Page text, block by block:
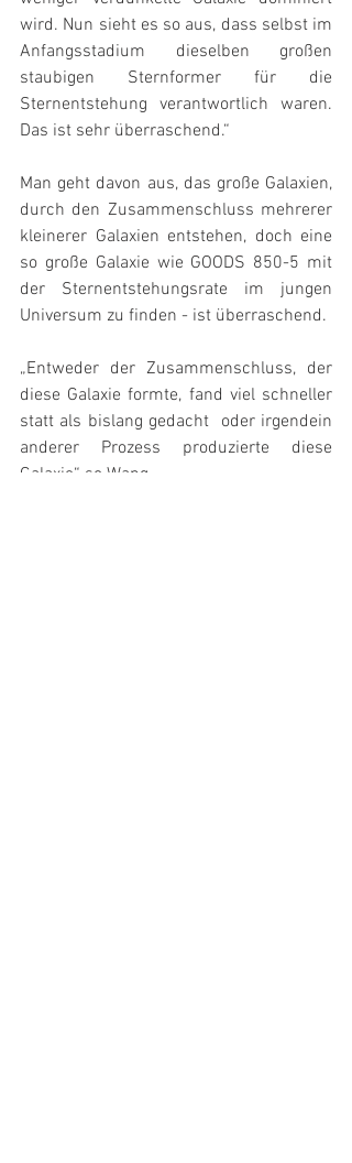
wird. Nun sieht es so aus, dass selbst im
Anfangsstadium dieselben großen
staubigen Sternformer für die
Sternentstehung verantwortlich waren.
Das ist sehr überraschend.“
Man geht davon aus, das große Galaxien,
durch den Zusammenschluss mehrerer
kleinerer Galaxien entstehen, doch eine
so große Galaxie wie GOODS 850-5 mit
der Sternentstehungsrate im jungen
Universum zu finden - ist überraschend.
„Entweder der Zusammenschluss, der
diese Galaxie formte, fand viel schneller
statt als bislang gedacht  oder irgendein
anderer Prozess produzierte diese
Galaxie“ so Wang.